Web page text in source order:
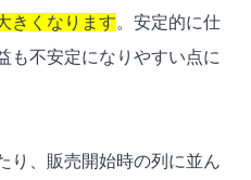
きくなります。安定的に仕
も不安定になりやすい点に
り、販売開始時の列に並ん